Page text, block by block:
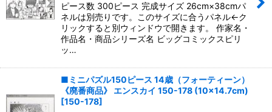
ピース数 300ピース 完成サイズ 26cm×38cmパ
ネルは別売りです。このサイズに合うパネル←ク
リックすると別ウィンドウで開きます。 作家名・
作品名・商品シリーズ名 ビッグコミックスピリ
ッ…
■ミニパズル150ピース 14歳（フォーティーン）
《廃番商品》 エンスカイ 150-178 (10×14.7cm)
[150-178]